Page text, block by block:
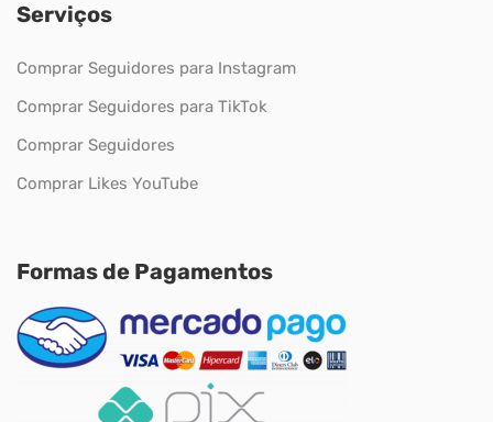
Serviços
Comprar Seguidores para Instagram
Comprar Seguidores para TikTok
Comprar Seguidores
Comprar Likes YouTube
Formas de Pagamentos